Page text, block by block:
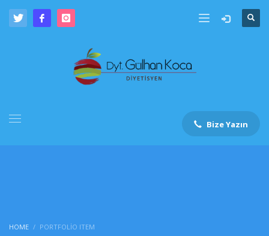
Bize Yazın
HOME PORTFOLIO ITEM